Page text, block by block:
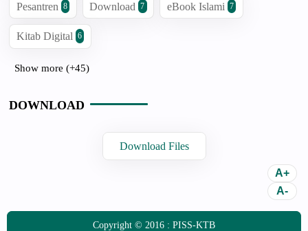
Pesantren 8 Download 7 eBook Islami 7
Kitab Digital 6
Show more (+45)
DOWNLOAD
Download Files
Copyright © 2016 : PISS-KTB